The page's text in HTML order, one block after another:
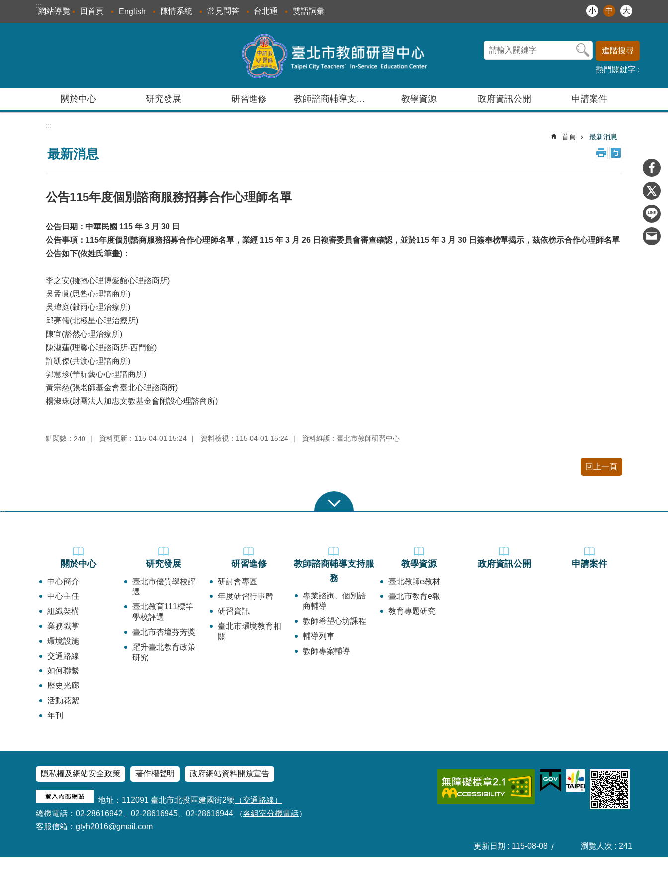
跳到主要內容區塊
:::
網站導覽 回首頁 English 陳情系統 常見問答 台北通 雙語詞彙 小 中 大
進階搜尋
熱門關鍵字
關於中心 研究發展 研習進修 教師諮商輔導支持服務 教學資源 政府資訊公開 申請案件
:::
首頁 最新消息
最新消息
公告115年度個別諮商服務招募合作心理師名單
公告日期：中華民國 115 年 3 月 30 日
公告事項： 115年度個別諮商服務招募合作心理師名單，業經 115 年 3 月 26 日複審委員會審查確認，並於115 年 3 月 30 日簽奉榜單揭示，茲依榜示合作心理師名單
公告如下(依姓氏筆畫) ：
李之安(擁抱心理博愛館心理諮商所)
吳孟眞(思塾心理諮商所)
吳瑋庭(穀雨心理治療所)
邱亮儒(北極星心理治療所)
陳宜(豁然心理治療所)
陳淑蓮(理馨心理諮商所-西門館)
許凱傑(共渡心理諮商所)
郭慧珍(華昕藝心心理諮商所)
黃宗慈(張老師基金會臺北心理諮商所)
楊淑珠(財團法人加惠文教基金會附設心理諮商所)
點閱數： 240 資料更新：115-04-01 15:24 資料檢視：115-04-01 15:24 資料維護：臺北市教師研習中心
回上一頁
:::
關於中心
中心簡介
中心主任
組織架構
業務職掌
環境設施
交通路線
如何聯繫
歷史光廊
活動花絮
年刊
研究發展
臺北市優質學校評
選
臺北教育111標竿
學校評選
臺北市杏壇芬芳獎
躍升臺北教育政策
研究
研習進修
研討會專區
年度研習行事曆
研習資訊
臺北市環境教育相
關
教師諮商輔導支持服
務
專業諮詢、個別諮
商輔導
教師希望心坊課程
輔導列車
教師專案輔導
教學資源
臺北教師e教材
臺北市教育e報
教育專題研究
政府資訊公開 申請案件
隱私權及網站安全政策 著作權聲明 政府網站資料開放宣告
地址：112091 臺北市北投區建國街2號 （交通路線）
總機電話：02-28616942、02-28616945、02-28616944 （各組室分機電話）
客服信箱：gtyh2016@gmail.com
更新日期 115-08-08 瀏覽人次 241